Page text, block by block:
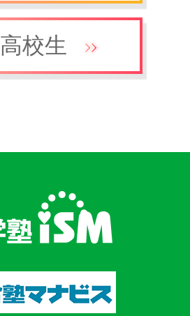
高校生